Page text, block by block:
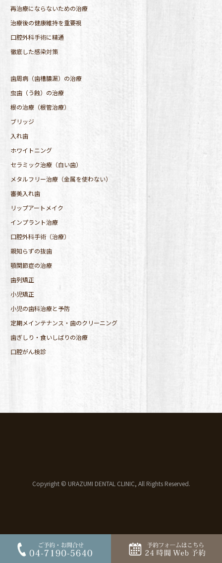
再治療にならないための治療
治療後の健康維持を重要視
口腔外科手術に精通
徹底した感染対策
歯周病（歯槽膿漏）の治療
虫歯（う蝕）の治療
根の治療（根管治療）
ブリッジ
入れ歯
ホワイトニング
セラミック治療（白い歯）
メタルフリー治療（金属を使わない）
審美入れ歯
リップアートメイク
インプラント治療
口腔外科手術（治療）
親知らずの抜歯
顎関節症の治療
歯列矯正
小児矯正
小児の歯科治療と予防
定期メインテナンス・歯のクリーニング
歯ぎしり・食いしばりの治療
口腔がん検診
Copyright © URAZUMI DENTAL CLINIC, All Rights Reserved.